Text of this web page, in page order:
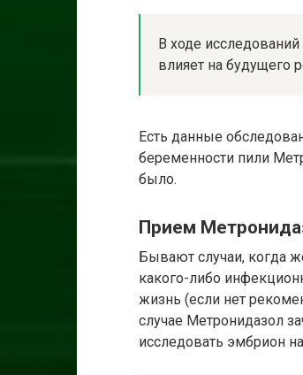
В ходе
влияет на будущего
Есть данные
беременности пили
было.
Прием
Бывают случаи, когда
какого-либо
жизнь (если нет
случае Метронидазол
исследовать эмбрион